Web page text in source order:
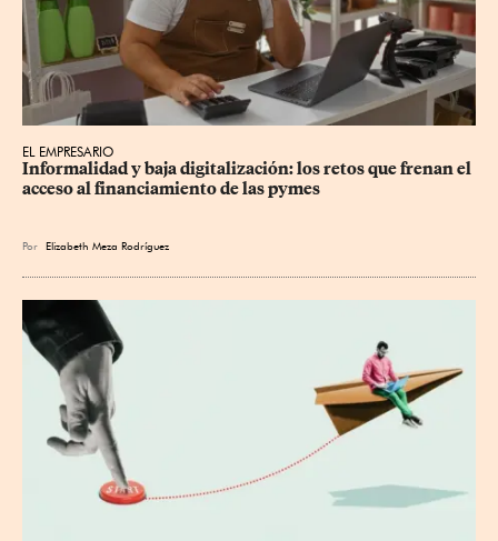
EL EMPRESARIO
Informalidad y baja digitalización: los retos que frenan el
acceso al financiamiento de las pymes
Por Elizabeth Meza Rodríguez